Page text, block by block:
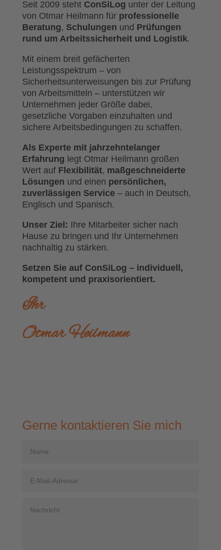
Seit 2009 steht ConSiLog unter der Leitung
von Otmar Heilmann für professionelle
Beratung, Schulungen und Prüfungen
rund um Arbeitssicherheit und Logistik.
Mit einem breit gefächerten
Leistungsspektrum – von
Sicherheitsunterweisungen bis zur Prüfung
von Arbeitsmitteln – unterstützen wir
Unternehmen jeder Größe dabei,
gesetzliche Vorgaben einzuhalten und
sichere Arbeitsbedingungen zu schaffen.
Als Experte mit jahrzehntelanger
Erfahrung legt Otmar Heilmann großen
Wert auf Flexibilität, maßgeschneiderte
Lösungen und einen persönlichen,
zuverlässigen Service– auch in Deutsch,
Englisch und Spanisch.
Unser Ziel: Ihre Mitarbeiter sicher nach
Hause zu bringen und Ihr Unternehmen
nachhaltig zu stärken.
Setzen Sie auf ConSiLog – individuell,
kompetent und praxisorientiert.
Ihr
Otmar Heilmann
Gerne kontaktieren Sie mich